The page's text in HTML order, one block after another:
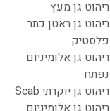
ריהוט גן מעץ
ריהוט גן ראטן כתר
פלסטיק
ריהוט גן אלומיניום
נפתח
ריהוט גן יוקרתי Scab